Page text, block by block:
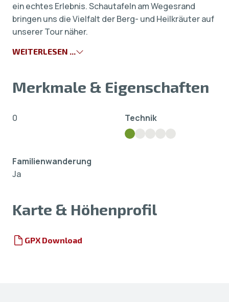
ein echtes Erlebnis. Schautafeln am Wegesrand
bringen uns die Vielfalt der Berg- und Heilkräuter auf
unserer Tour näher.
WEITERLESEN ...
Merkmale & Eigenschaften
0 Technik
Familienwanderung
Ja
Karte & Höhenprofil
GPX Download